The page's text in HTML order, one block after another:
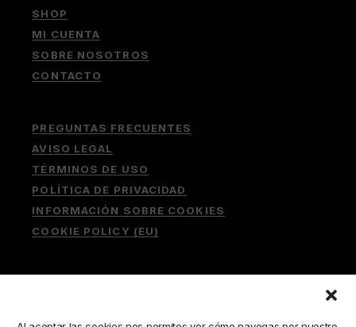
SHOP
MI CUENTA
SOBRE NOSOTROS
CONTACTO
PREGUNTAS FRECUENTES
AVISO LEGAL
TÉRMINOS DE USO
POLÍTICA DE PRIVACIDAD
INFORMACIÓN SOBRE COOKIES
COOKIE POLICY (EU)
Buscar: